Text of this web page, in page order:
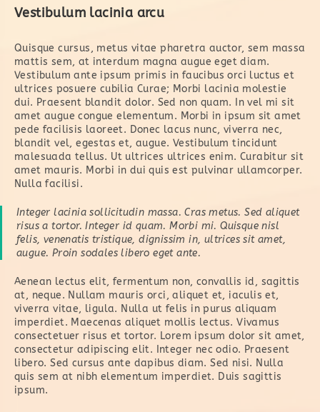
Vestibulum lacinia arcu
Quisque cursus, metus vitae pharetra auctor, sem massa
mattis sem, at interdum magna augue eget diam.
Vestibulum ante ipsum primis in faucibus orci luctus et
ultrices posuere cubilia Curae; Morbi lacinia molestie
dui. Praesent blandit dolor. Sed non quam. In vel mi sit
amet augue congue elementum. Morbi in ipsum sit amet
pede facilisis laoreet. Donec lacus nunc, viverra nec,
blandit vel, egestas et, augue. Vestibulum tincidunt
malesuada tellus. Ut ultrices ultrices enim. Curabitur sit
amet mauris. Morbi in dui quis est pulvinar ullamcorper.
Nulla facilisi.
Integer lacinia sollicitudin massa. Cras metus. Sed aliquet
risus a tortor. Integer id quam. Morbi mi. Quisque nisl
felis, venenatis tristique, dignissim in, ultrices sit amet,
augue. Proin sodales libero eget ante.
Aenean lectus elit, fermentum non, convallis id, sagittis
at, neque. Nullam mauris orci, aliquet et, iaculis et,
viverra vitae, ligula. Nulla ut felis in purus aliquam
imperdiet. Maecenas aliquet mollis lectus. Vivamus
consectetuer risus et tortor. Lorem ipsum dolor sit amet,
consectetur adipiscing elit. Integer nec odio. Praesent
libero. Sed cursus ante dapibus diam. Sed nisi. Nulla
quis sem at nibh elementum imperdiet. Duis sagittis
ipsum.